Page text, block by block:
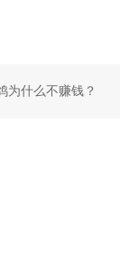
为什么不赚钱？